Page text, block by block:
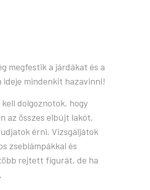
megfestik a járdákat és a
mindenkit hazavinni!
dolgoznotok, hogy
az összes elbújt lakót,
érni. Vizsgáljátok
zseblámpákkal és
rejtett figurát, de ha